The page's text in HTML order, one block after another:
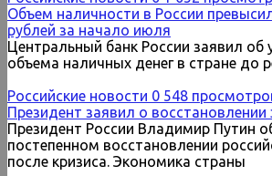
Объем наличности в России
рублей за начало июля
Центральный банк России заявил об
объема наличных денег в стране до
Российские новости 0 548
Президент заявил о
Президент России Владимир Путин
постепенном восстановлении
после кризиса. Экономика страны